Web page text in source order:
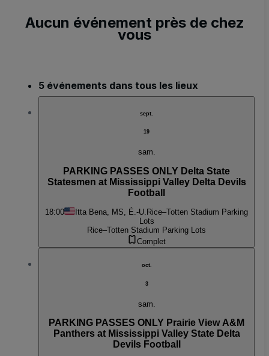
Aucun événement près de chez
vous
5 événements dans tous les lieux
sept.
19
sam.
PARKING PASSES ONLY Delta State
Statesmen at Mississippi Valley Delta Devils
Football
18:00 Itta Bena, MS, É.-U. Rice–Totten Stadium Parking
Lots
Rice–Totten Stadium Parking Lots
Complet
oct.
3
sam.
PARKING PASSES ONLY Prairie View A&M
Panthers at Mississippi Valley State Delta
Devils Football